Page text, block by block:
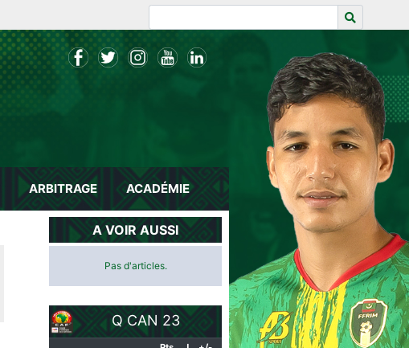
ARBITRAGE ACADÉMIE
A VOIR AUSSI
Pas d'articles.
Q CAN 23